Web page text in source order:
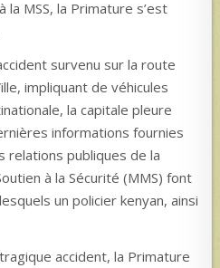
MSS, la Primature s’est
survenu sur la route
impliquant de véhicules
la capitale pleure
informations fournies
relations publiques de la
à la Sécurité (MMS) font
un policier kenyan, ainsi
accident, la Primature